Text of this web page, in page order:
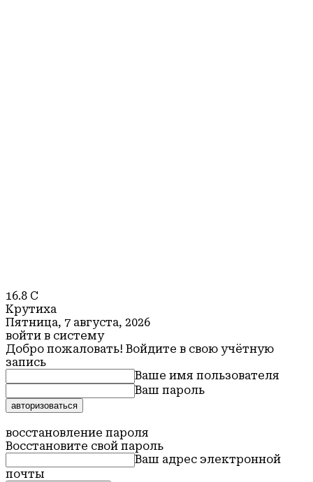
16.8 C
Крутиха
Пятница, 7 августа, 2026
войти в систему
Добро пожаловать! Войдите в свою учётную
запись
Ваше имя пользователя
Ваш пароль
восстановление пароля
Восстановите свой пароль
Ваш адрес электронной
почты